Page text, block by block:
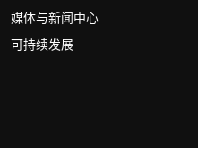
媒体与新闻中心
可持续发展